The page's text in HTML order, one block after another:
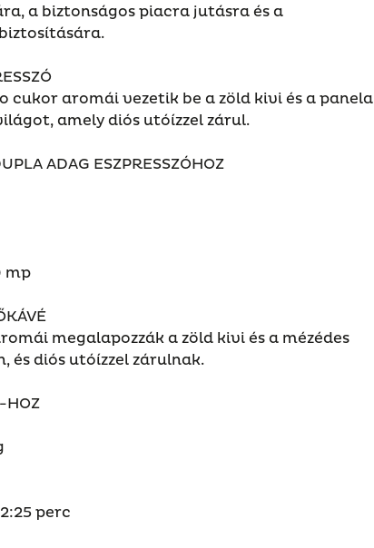
a biztonságos piacra jutásra és a
cukor aromái vezetik be a zöld kivi és a panela
amely diós utóízzel zárul.
ADAG ESZPRESSZÓHOZ
mp
megalapozzák a zöld kivi és a mézédes
és diós utóízzel zárulnak.
HOZ
perc